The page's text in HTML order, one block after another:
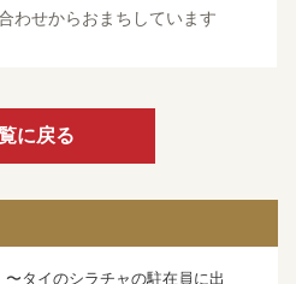
わせからおまちしています
に戻る
〜タイのシラチャの駐在員に出